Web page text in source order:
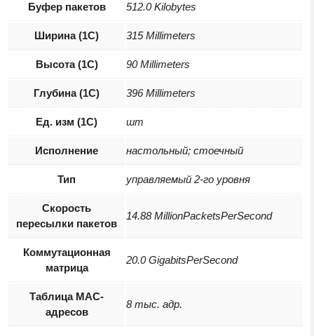
Буфер пакетов 512.0 Kilobytes
Ширина (1С) 315 Millimeters
Высота (1С) 90 Millimeters
Глубина (1С) 396 Millimeters
Ед. изм (1С) шт
Исполнение настольный; стоечный
Тип управляемый 2-го уровня
Скорость
пересылки пакетов
14.88 MillionPacketsPerSecond
Коммутационная
матрица
20.0 GigabitsPerSecond
Таблица MAC-
адресов
8 тыс. адр.